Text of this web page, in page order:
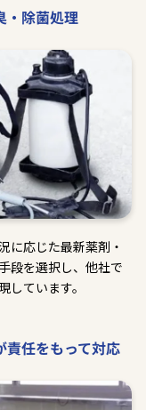
・除菌処理
に応じた最新薬剤・
段を選択し、他社で
ています。
責任をもって対応